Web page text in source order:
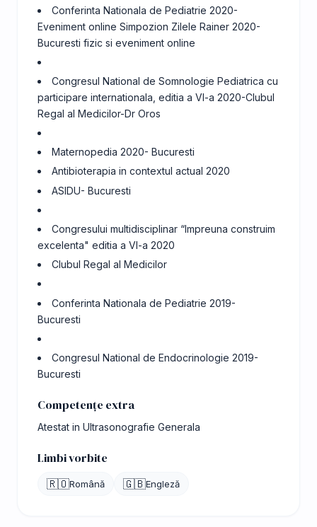
Conferinta Nationala de Pediatrie 2020-
Eveniment online Simpozion Zilele Rainer 2020-
Bucuresti fizic si eveniment online
Congresul National de Somnologie Pediatrica cu
participare internationala, editia a VI-a 2020-Clubul
Regal al Medicilor-Dr Oros
Maternopedia 2020- Bucuresti
Antibioterapia in contextul actual 2020
ASIDU- Bucuresti
Congresului multidisciplinar “Impreuna construim
excelenta" editia a VI-a 2020
Clubul Regal al Medicilor
Conferinta Nationala de Pediatrie 2019-
Bucuresti
Congresul National de Endocrinologie 2019-
Bucuresti
Competențe extra
Atestat in Ultrasonografie Generala
Limbi vorbite
🇷🇴Română 🇬🇧Engleză